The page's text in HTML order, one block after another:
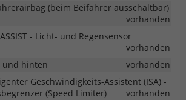
(beim Beifahrer ausschaltbar)
vorhanden
- Licht- und Regensensor
vorhanden
und hinten
vorhanden
Geschwindigkeits-Assistent (ISA) -
(Speed Limiter)
vorhanden